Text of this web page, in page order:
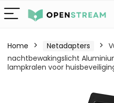
Home Netadapters
nachtbewakingslicht
lampkralen voor